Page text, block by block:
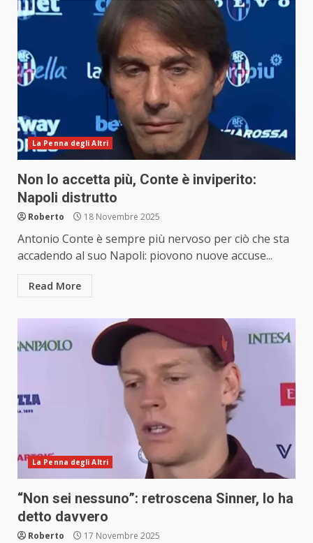
La Penna degli Altri
Non lo accetta più, Conte è inviperito:
Napoli distrutto
Roberto 18 Novembre 2025
Antonio Conte è sempre più nervoso per ciò che sta
accadendo al suo Napoli: piovono nuove accuse...
Read More
La Penna degli Altri
“Non sei nessuno”: retroscena Sinner, lo ha
detto davvero
Roberto 17 Novembre 2025